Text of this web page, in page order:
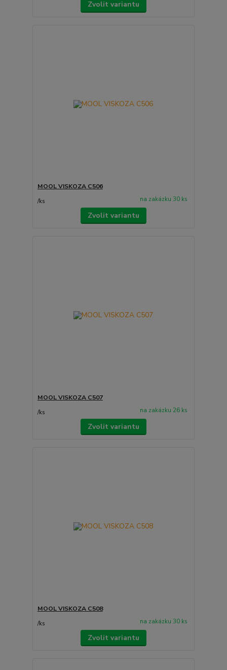
Zvolit variantu
MOOL VISKOZA C506
/ks na zakázku 30 ks
Zvolit variantu
MOOL VISKOZA C507
/ks na zakázku 26 ks
Zvolit variantu
MOOL VISKOZA C508
/ks na zakázku 30 ks
Zvolit variantu